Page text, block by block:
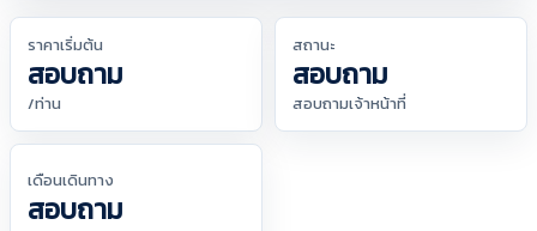
ราคาเริ่มต้น
สอบถาม
/ท่าน
สถานะ
สอบถาม
สอบถามเจ้าหน้าที่
เดือนเดินทาง
สอบถาม